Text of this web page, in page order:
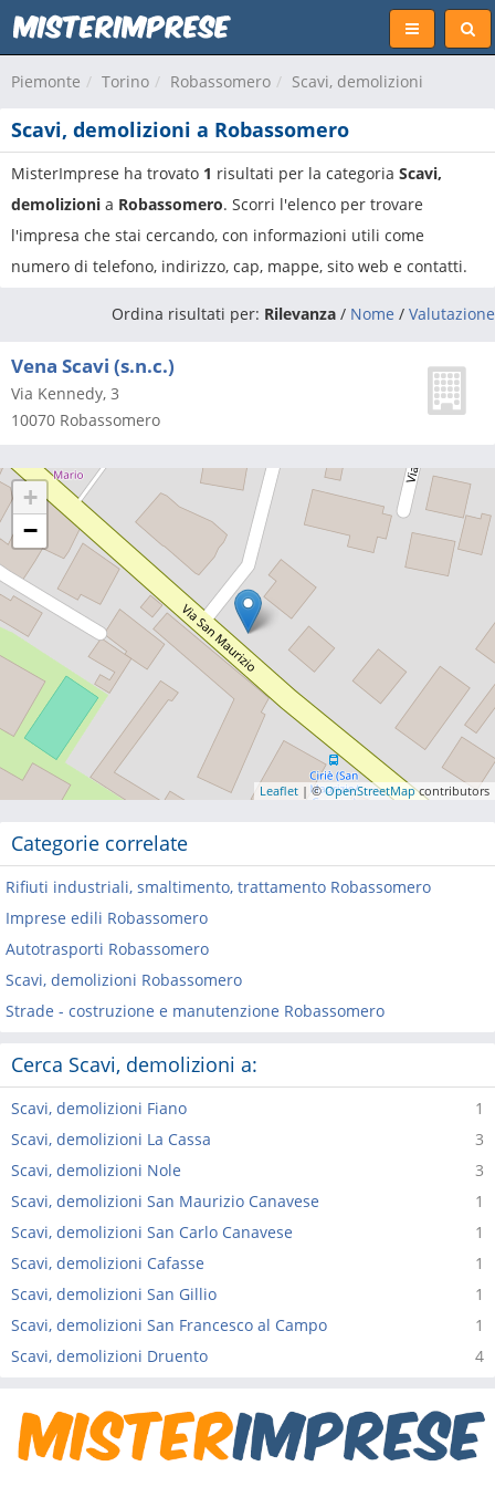
Piemonte Torino Robassomero Scavi, demolizioni
Scavi, demolizioni a Robassomero
MisterImprese ha trovato 1 risultati per la categoria Scavi,
demolizioni a Robassomero. Scorri l'elenco per trovare
l'impresa che stai cercando, con informazioni utili come
numero di telefono, indirizzo, cap, mappe, sito web e contatti.
Ordina risultati per: Rilevanza / Nome / Valutazione
Vena Scavi (s.n.c.)
Via Kennedy, 3
10070 Robassomero
+
−
Leaflet | ©OpenStreetMapcontributors
Categorie correlate
Rifiuti industriali, smaltimento, trattamento Robassomero
Imprese edili Robassomero
Autotrasporti Robassomero
Scavi, demolizioni Robassomero
Strade - costruzione e manutenzione Robassomero
Cerca Scavi, demolizioni a:
1
Scavi, demolizioni Fiano
3
Scavi, demolizioni La Cassa
3
Scavi, demolizioni Nole
1
Scavi, demolizioni San Maurizio Canavese
1
Scavi, demolizioni San Carlo Canavese
1
Scavi, demolizioni Cafasse
1
Scavi, demolizioni San Gillio
1
Scavi, demolizioni San Francesco al Campo
4
Scavi, demolizioni Druento